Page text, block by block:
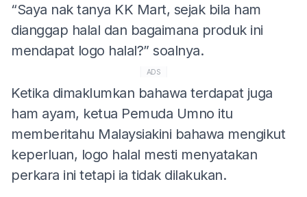
“Saya nak tanya KK Mart, sejak bila ham
dianggap halal dan bagaimana produk ini
mendapat logo halal?” soalnya.
ADS
Ketika dimaklumkan bahawa terdapat juga
ham ayam, ketua Pemuda Umno itu
memberitahu Malaysiakini bahawa mengikut
keperluan, logo halal mesti menyatakan
perkara ini tetapi ia tidak dilakukan.